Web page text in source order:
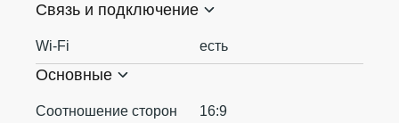
Связь и подключение
Wi-Fi есть
Основные
Соотношение сторон
16:9